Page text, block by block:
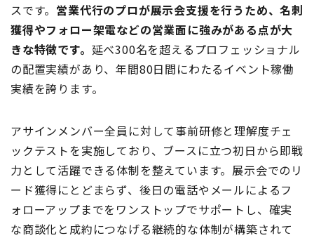
スです。 営業代行のプロが展示会支援を行うため、名刺
獲得やフォロー架電などの営業面に強みがある点が大
きな特徴です。 延べ300名を超えるプロフェッショナル
の配置実績があり、年間80日間にわたるイベント稼働
実績を誇ります。
アサインメンバー全員に対して事前研修と理解度チェ
ックテストを実施しており、ブースに立つ初日から即戦
力として活躍できる体制を整えています。展示会でのリ
ード獲得にとどまらず、後日の電話やメールによるフ
ォローアップまでをワンストップでサポートし、確実
な商談化と成約につなげる継続的な体制が構築されて